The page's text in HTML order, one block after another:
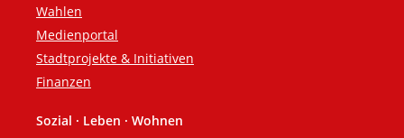
Wahlen
Medienportal
Stadtprojekte & Initiativen
Finanzen
Sozial · Leben · Wohnen